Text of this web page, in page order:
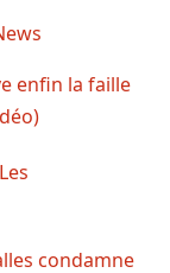
enfin la faille
condamne